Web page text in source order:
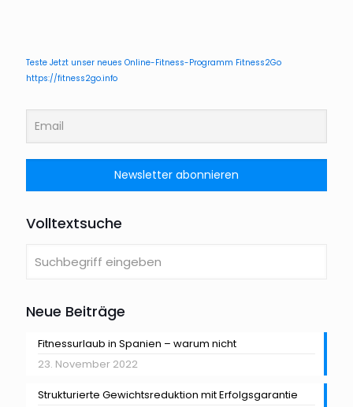
Teste Jetzt unser neues Online-Fitness-Programm Fitness2Go
https://fitness2go.info
Volltextsuche
Neue Beiträge
Fitnessurlaub in Spanien – warum nicht
23. November 2022
Strukturierte Gewichtsreduktion mit Erfolgsgarantie